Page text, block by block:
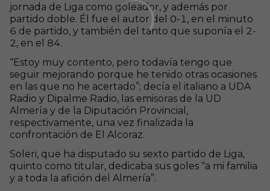
jornada de Liga como goleador, y además por
partido doble. Él fue el autor del 0-1, en el minuto
6 de partido, y también del tanto que suponía el 2-
2, en el 84.
“Estoy muy contento, pero todavía tengo que
seguir mejorando porque he tenido otras ocasiones
en las que no he acertado”; decía el italiano a UDA
Radio y Dipalme Radio, las emisoras de la UD
Almería y de la Diputación Provincial,
respectivamente, una vez finalizada la
confrontación de El Alcoraz.
Soleri, que ha disputado su sexto partido de Liga,
quinto como titular, dedicaba sus goles “a mi familia
y a toda la afición del Almería”.